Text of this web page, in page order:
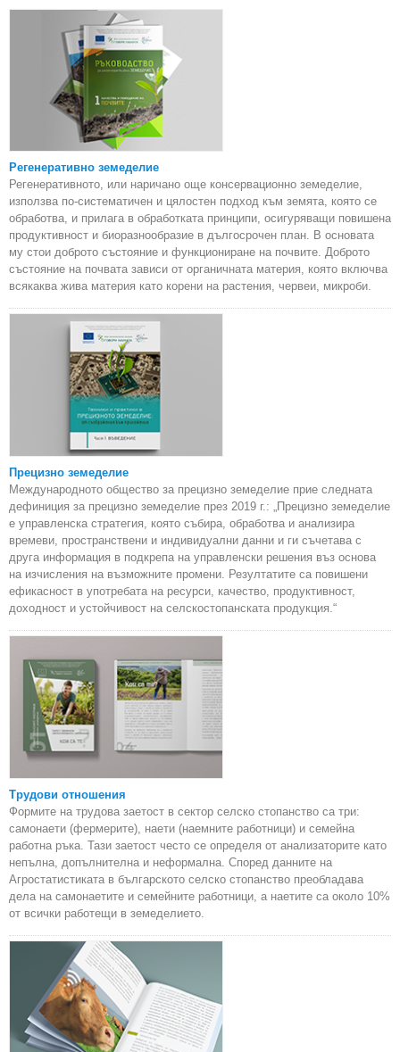
Регенеративно земеделие
Регенеративното, или наричано още консервационно земеделие,
използва по-систематичен и цялостен подход към земята, която се
обработва, и прилага в обработката принципи, осигуряващи повишена
продуктивност и биоразнообразие в дългосрочен план. В основата
му стои доброто състояние и функциониране на почвите. Доброто
състояние на почвата зависи от органичната материя, която включва
всякаква жива материя като корени на растения, червеи, микроби.
Прецизно земеделие
Международното общество за прецизно земеделие прие следната
дефиниция за прецизно земеделие през 2019 г.: „Прецизно земеделие
е управленска стратегия, която събира, обработва и анализира
времеви, пространствени и индивидуални данни и ги съчетава с
друга информация в подкрепа на управленски решения въз основа
на изчисления на възможните промени. Резултатите са повишени
ефикасност в употребата на ресурси, качество, продуктивност,
доходност и устойчивост на селскостопанската продукция.“
Трудови отношения
Формите на трудова заетост в сектор селско стопанство са три:
самонаети (фермерите), наети (наемните работници) и семейна
работна ръка. Тази заетост често се определя от анализаторите като
непълна, допълнителна и неформална. Според данните на
Агростатистиката в българското селско стопанство преобладава
дела на самонаетите и семейните работници, а наетите са около 10%
от всички работещи в земеделието.